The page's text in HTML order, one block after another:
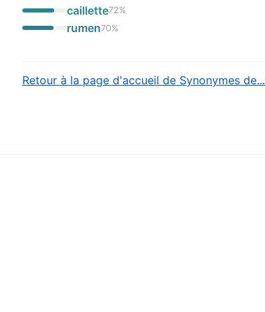
caillette72%
rumen70%
Retour à la page d'accueil de Synonymes de...